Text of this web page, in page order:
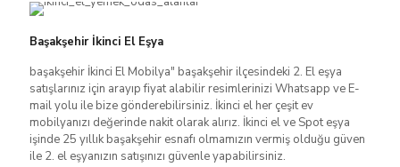
Başakşehir İkinci El Eşya
başakşehir İkinci El Mobilya" başakşehir ilçesindeki 2. El eşya
satışlarınız için arayıp fiyat alabilir resimlerinizi Whatsapp ve E-
mail yolu ile bize gönderebilirsiniz. İkinci el her çeşit ev
mobilyanızı değerinde nakit olarak alırız. İkinci el ve Spot eşya
işinde 25 yıllık başakşehir esnafı olmamızın vermiş olduğu güven
ile 2. el eşyanızın satışınızı güvenle yapabilirsiniz.